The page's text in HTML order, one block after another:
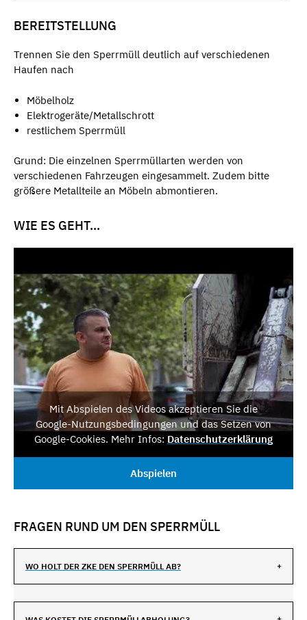
BEREITSTELLUNG
Trennen Sie den Sperrmüll deutlich auf verschiedenen
Haufen nach
Möbelholz
Elektrogeräte/Metallschrott
restlichem Sperrmüll
Grund: Die einzelnen Sperrmüllarten werden von
verschiedenen Fahrzeugen eingesammelt. Zudem bitte
größere Metallteile an Möbeln abmontieren.
WIE ES GEHT...
Mit Abspielen des Videos akzeptieren Sie die
Google-Nutzungsbedingungen und das Setzen von
Google-Cookies. Mehr Infos: Datenschutzerklärung
Abspielen
FRAGEN RUND UM DEN SPERRMÜLL
WO HOLT DER ZKE DEN SPERRMÜLL AB?